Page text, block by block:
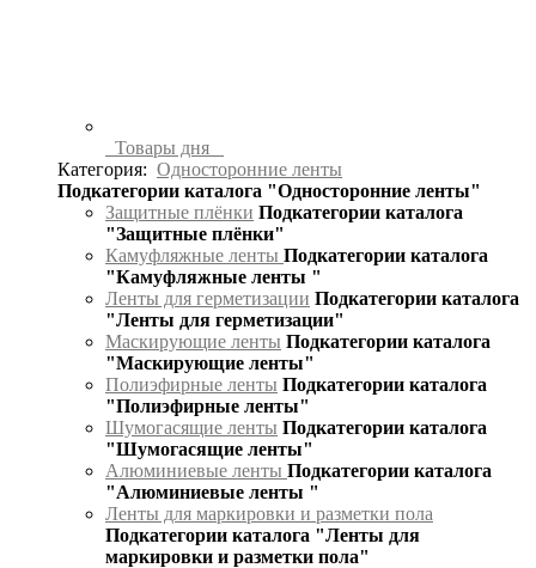
Товары дня
Категория: Односторонние ленты
Подкатегории каталога "Односторонние ленты"
Защитные плёнки Подкатегории каталога
"Защитные плёнки"
Камуфляжные ленты Подкатегории каталога
"Камуфляжные ленты "
Ленты для герметизации Подкатегории каталога
"Ленты для герметизации"
Маскирующие ленты Подкатегории каталога
"Маскирующие ленты"
Полиэфирные ленты Подкатегории каталога
"Полиэфирные ленты"
Шумогасящие ленты Подкатегории каталога
"Шумогасящие ленты"
Алюминиевые ленты Подкатегории каталога
"Алюминиевые ленты "
Ленты для маркировки и разметки пола
Подкатегории каталога "Ленты для
маркировки и разметки пола"